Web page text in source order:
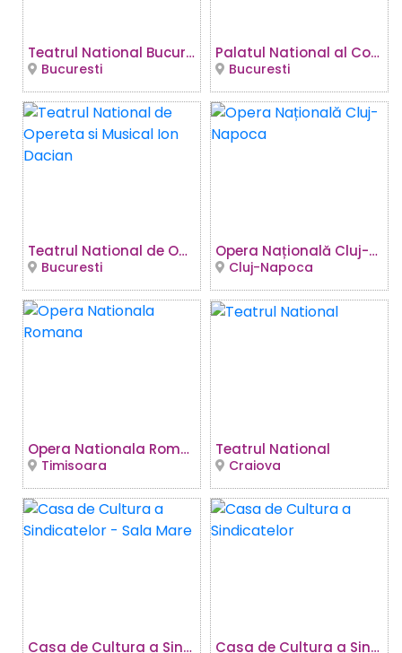
Teatrul National Bucuresti - Sala Ion Caramitru
Bucuresti
Palatul National al Copiilor
Bucuresti
Teatrul National de Opereta si Musical Ion Dacian
Bucuresti
Opera Națională Cluj-Napoca
Cluj-Napoca
Opera Nationala Romana
Timisoara
Teatrul National
Craiova
Casa de Cultura a Sindicatelor - Sala Mare Casa de Cultura a Sindicatelor